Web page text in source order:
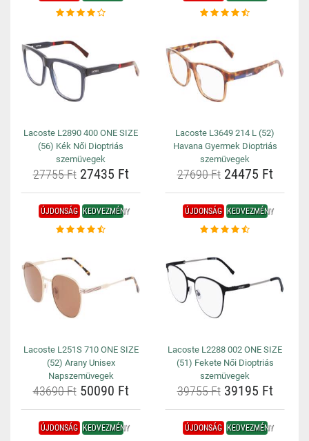
Lacoste L2890 400 ONE SIZE
(56) Kék Női Dioptriás
szemüvegek
27755 Ft27435 Ft
Lacoste L3649 214 L (52)
Havana Gyermek Dioptriás
szemüvegek
27690 Ft24475 Ft
ÚJDONSÁG KEDVEZMÉNY
Lacoste L251S 710 ONE SIZE
(52) Arany Unisex
Napszemüvegek
43690 Ft50090 Ft
ÚJDONSÁG KEDVEZMÉNY
Lacoste L2288 002 ONE SIZE
(51) Fekete Női Dioptriás
szemüvegek
39755 Ft39195 Ft
ÚJDONSÁG KEDVEZMÉNY ÚJDONSÁG KEDVEZMÉNY